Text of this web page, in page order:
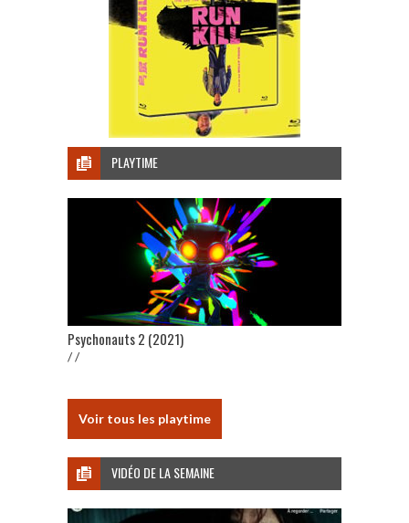
PLAYTIME
Psychonauts 2 (2021)
/ /
Voir tous les playtime
VIDÉO DE LA SEMAINE